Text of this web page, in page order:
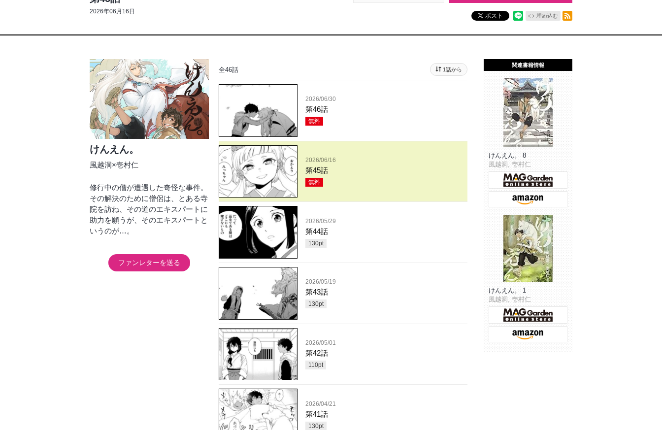
2026年06月16日
ポスト 埋め込む
けんえん。
風越洞×壱村仁
修行中の僧が遭遇した奇怪な事件。
その解決のために僧侶は、とある寺
院を訪ね、その道のエキスパートに
助力を願うが、そのエキスパートと
いうのが…。
ファンレターを送る
全46話 1話から
2026/06/30
第46話
無料
2026/06/16
第45話
無料
2026/05/29
第44話
130pt
2026/05/19
第43話
130pt
2026/05/01
第42話
110pt
2026/04/21
第41話
130pt
関連書籍情報
けんえん。 8
風越洞, 壱村仁
けんえん。 1
風越洞, 壱村仁